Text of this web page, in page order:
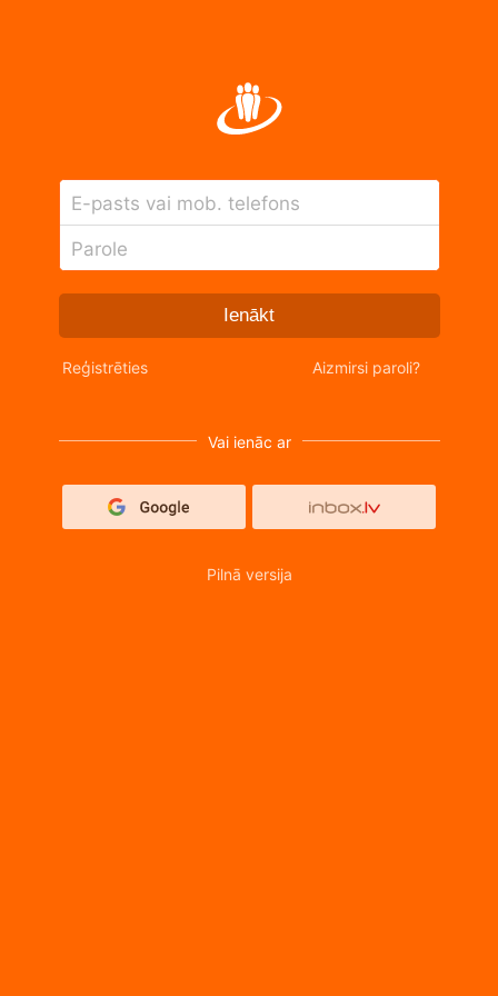
E-pasts vai mob. telefons
Parole
Ienākt
Reģistrēties Aizmirsi paroli?
Vai ienāc ar
Pilnā versija